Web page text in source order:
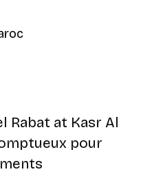
Rabat at Kasr Al
pour